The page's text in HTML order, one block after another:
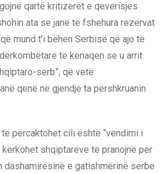
qartë kritizerët e qeverisjes
ata se janë të fshehura rezervat
mund t’i bëhen Serbisë që ajo të
të kënaqen se u arrit
serb”, që vetë
qenë në gjendje ta përshkruanin
të përcaktohet cili është “vendimi i
kërkohet shqiptarëve të pranojnë për
dashamirësinë e gatishmërinë serbe